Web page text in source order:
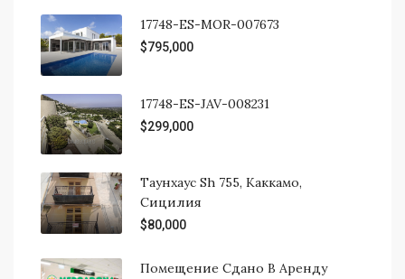
17748-ES-MOR-007673
$795,000
17748-ES-JAV-008231
$299,000
Таунхаус Sh 755, Каккамо,
Сицилия
$80,000
Помещение Сдано В Аренду